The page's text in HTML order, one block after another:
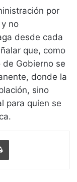
por
no
desde cada
que, como
Gobierno se
donde la
sino
para quien se
Imprimir